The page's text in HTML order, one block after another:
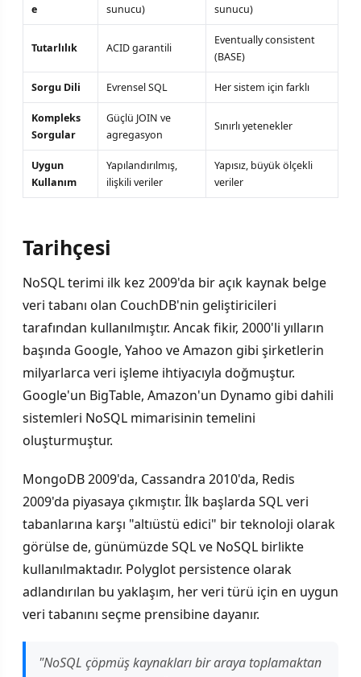
e
sunucu)
sunucu)
Tutarlılık ACID garantili
Eventually consistent
(BASE)
Sorgu Dili Evrensel SQL Her sistem için farklı
Kompleks
Sorgular
Güçlü JOIN ve
agregasyon
Sınırlı yetenekler
Uygun
Kullanım
Yapılandırılmış,
ilişkili veriler
Yapısız, büyük ölçekli
veriler
Tarihçesi
NoSQL terimi ilk kez 2009'da bir açık kaynak belge
veri tabanı olan CouchDB'nin geliştiricileri
tarafından kullanılmıştır. Ancak fikir, 2000'li yılların
başında Google, Yahoo ve Amazon gibi şirketlerin
milyarlarca veri işleme ihtiyacıyla doğmuştur.
Google'un BigTable, Amazon'un Dynamo gibi dahili
sistemleri NoSQL mimarisinin temelini
oluşturmuştur.
MongoDB 2009'da, Cassandra 2010'da, Redis
2009'da piyasaya çıkmıştır. İlk başlarda SQL veri
tabanlarına karşı "altıüstü edici" bir teknoloji olarak
görülse de, günümüzde SQL ve NoSQL birlikte
kullanılmaktadır. Polyglot persistence olarak
adlandırılan bu yaklaşım, her veri türü için en uygun
veri tabanını seçme prensibine dayanır.
"NoSQL çöpmüş kaynakları bir araya toplamaktan